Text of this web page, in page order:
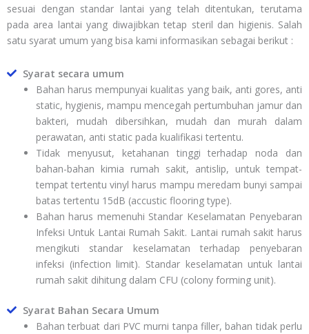
sesuai dengan standar lantai yang telah ditentukan, terutama
pada area lantai yang diwajibkan tetap steril dan higienis. Salah
satu syarat umum yang bisa kami informasikan sebagai berikut :
Syarat secara umum
Bahan harus mempunyai kualitas yang baik, anti gores, anti
static, hygienis, mampu mencegah pertumbuhan jamur dan
bakteri, mudah dibersihkan, mudah dan murah dalam
perawatan, anti static pada kualifikasi tertentu.
Tidak menyusut, ketahanan tinggi terhadap noda dan
bahan-bahan kimia rumah sakit, antislip, untuk tempat-
tempat tertentu vinyl harus mampu meredam bunyi sampai
batas tertentu 15dB (accustic flooring type).
Bahan harus memenuhi Standar Keselamatan Penyebaran
Infeksi Untuk Lantai Rumah Sakit. Lantai rumah sakit harus
mengikuti standar keselamatan terhadap penyebaran
infeksi (infection limit). Standar keselamatan untuk lantai
rumah sakit dihitung dalam CFU (colony forming unit).
Syarat Bahan Secara Umum
Bahan terbuat dari PVC murni tanpa filler, bahan tidak perlu